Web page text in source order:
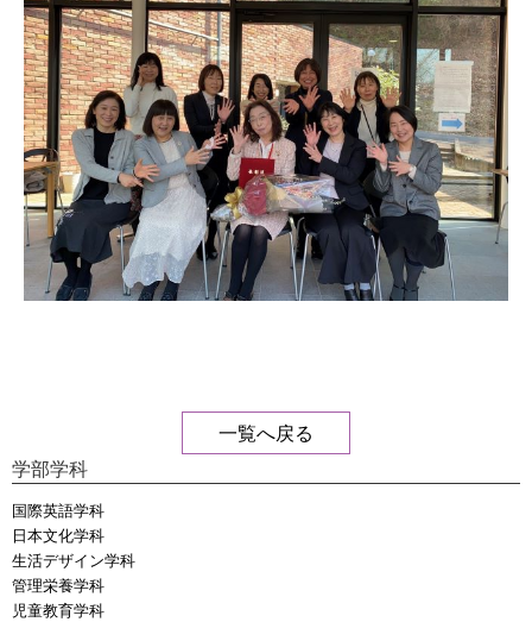
一覧へ戻る
学部学科
国際英語学科
日本文化学科
生活デザイン学科
管理栄養学科
児童教育学科